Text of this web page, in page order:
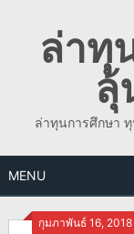
contentล่าทุ
ล่าทุนการศึกษา
MENU
กุมภาพันธ์ 16, 2018